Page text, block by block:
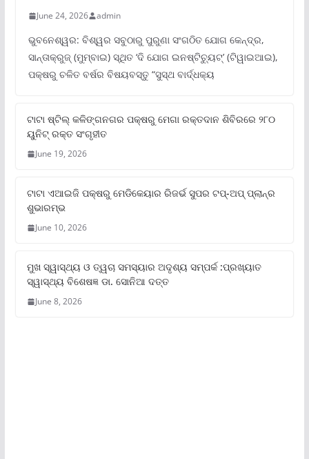
June 24, 2026 admin
ଭୁବନେଶ୍ୱର: ବିଶ୍ୱର ସବୁଠାରୁ ପୁରୁଣା ସଂଗଠିତ ଯୋଗ କେନ୍ଦ୍ର,
ସାନ୍ତାକ୍ରୁଜ୍ (ମୁମ୍ବାଇ) ସ୍ଥିତ ‘ଦି ଯୋଗ ଇନଷ୍ଟିଚ୍ୟୁଟ୍‌’ (ଟିୱାଇଆଇ),
ପକ୍ଷରୁ ଚଳିତ ବର୍ଷର ବିଷୟବସ୍ତୁ “ସୁସ୍ଥ ବାର୍ଦ୍ଧକ୍ୟ
ଟାଟା ଷ୍ଟିଲ୍‌ କଳିଙ୍ଗନଗର ପକ୍ଷରୁ ମେଗା ରକ୍ତଦାନ ଶିବିରରେ ୨୮୦
ୟୁନିଟ୍‌ ରକ୍ତ ସଂଗୃହୀତ
June 19, 2026
ଟାଟା ଏଆଇଜି ପକ୍ଷରୁ ମେଡିକେୟାର ରିଜର୍ଭ ସୁପର ଟପ୍‌-ଅପ୍ ପ୍ଲାନ୍‌ର
ଶୁଭାରମ୍ଭ
June 10, 2026
ମୁଖ ସ୍ୱାସ୍ଥ୍ୟ ଓ ତ୍ୱଚା ସମସ୍ୟାର ଅଦୃଶ୍ୟ ସମ୍ପର୍କ :ପ୍ରଖ୍ୟାତ
ସ୍ୱାସ୍ଥ୍ୟ ବିଶେଷଜ୍ଞ ଡା. ସୋନିଆ ଦତ୍ତ
June 8, 2026